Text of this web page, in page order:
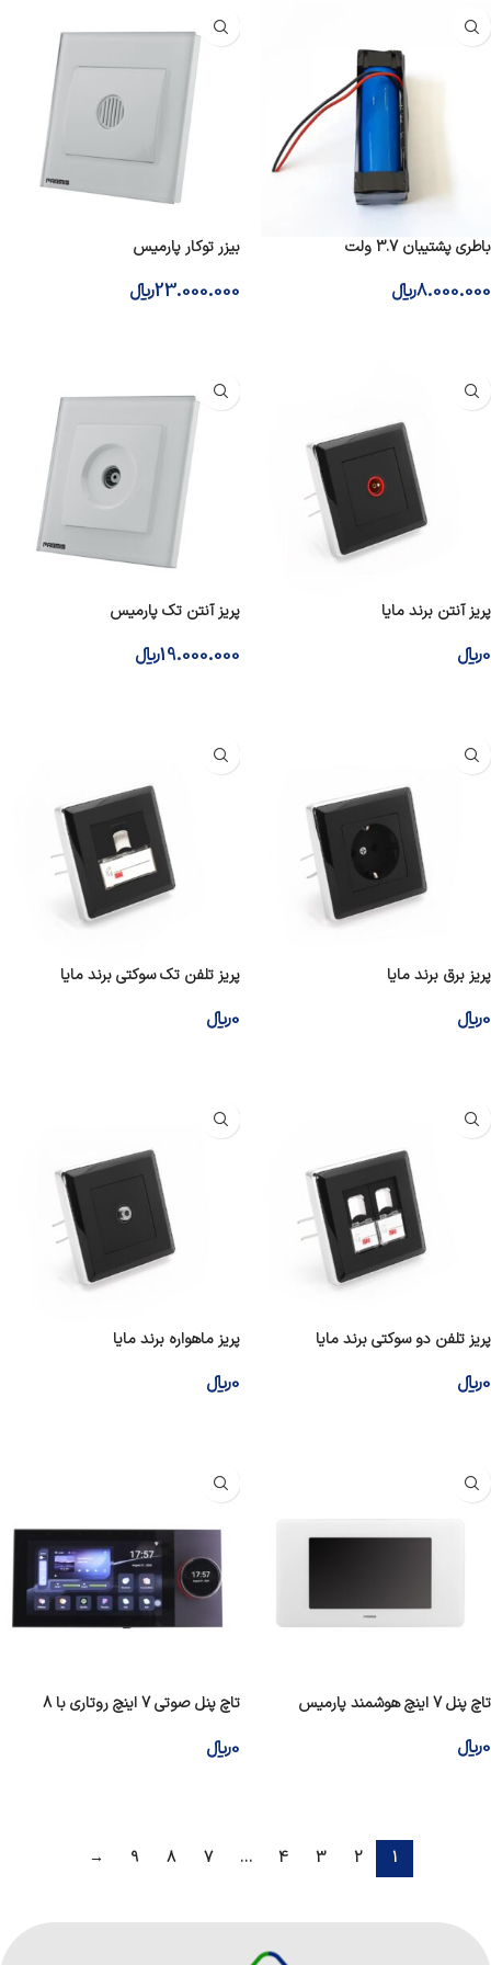
باطری پشتیبان 3.7 ولت
8.000.000﷼
بیزر توکار پارمیس
23.000.000﷼
پریز آنتن برند مایا
0﷼
پریز آنتن تک پارمیس
19.000.000﷼
پریز برق برند مایا
0﷼
پریز تلفن تک سوکتی برند مایا
0﷼
پریز تلفن دو سوکتی برند مایا
0﷼
پریز ماهواره برند مایا
0﷼
تاچ پنل 7 اینچ هوشمند پارمیس
0﷼
تاچ پنل صوتی 7 اینچ روتاری با 8
0﷼
1
2
3
4
…
7
8
9
→